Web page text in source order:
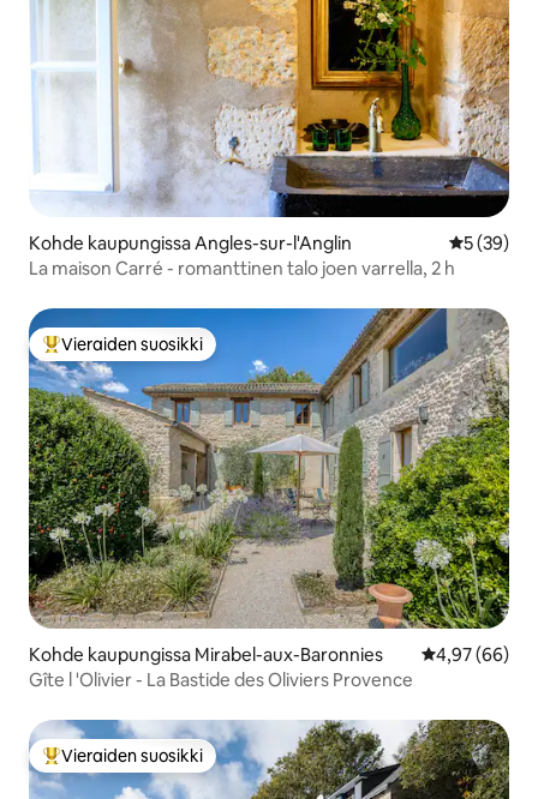
Kohde kaupungissa Angles-sur-l'Anglin
5 (39)
La maison Carré - romanttinen talo joen varrella, 2 h
Vieraiden suosikkien parhaimmistoa
Vieraiden suosikki
Kohde kaupungissa Mirabel-aux-Baronnies
4,97 (66)
Gîte l 'Olivier - La Bastide des Oliviers Provence
Vieraiden suosikkien parhaimmistoa
Vieraiden suosikki